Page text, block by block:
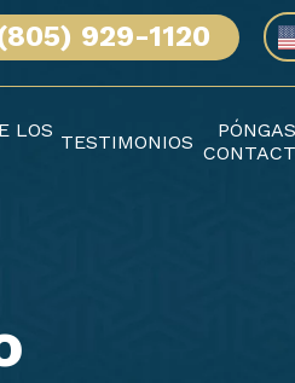
929-1120
LOS TESTIMONIOS